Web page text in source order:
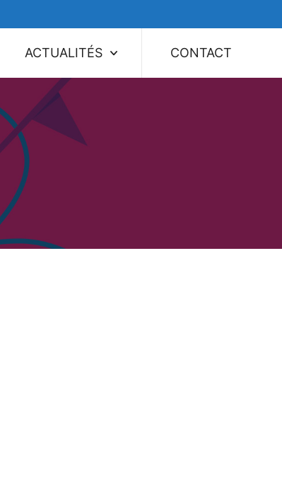
ACTUALITÉS CONTACT